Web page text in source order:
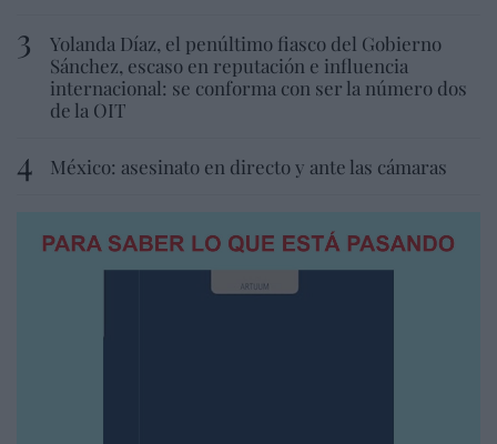
Yolanda Díaz, el penúltimo fiasco del Gobierno
Sánchez, escaso en reputación e influencia
internacional: se conforma con ser la número dos
de la OIT
México: asesinato en directo y ante las cámaras